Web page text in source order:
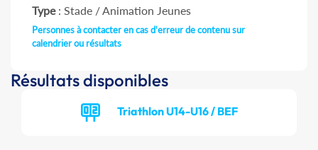
Type: Stade / Animation Jeunes
Personnes à contacter en cas d'erreur de contenu sur
calendrier ou résultats
Résultats disponibles
Triathlon U14-U16 / BEF